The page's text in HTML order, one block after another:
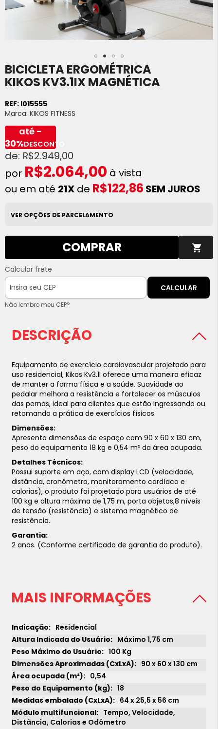
BICICLETA ERGOMÉTRICA
KIKOS KV3.1IX MAGNÉTICA
REF: I015555
Marca: KIKOS FITNESS
R$2.949,00
até -
30%DESCONTO
R$2.064,00 à vista
ou em até 21X de R$122,86 SEM JUROS
VER OPÇÕES DE PARCELAMENTO
COMPRAR
Calcular frete
CALCULAR
Não lembro meu CEP?
Saltar
para
o
da
Galeria
de
imagens
DESCRIÇÃO
Equipamento de exercício cardiovascular projetado para
uso residencial, Kikos Kv3.1I oferece uma maneira eficaz
de manter a forma física e a saúde. Suavidade ao
pedalar melhora a resistência e fortalecer os músculos
das pernas, ideal para clientes que estão ingressando ou
retomando a prática de exercícios físicos.
Dimensões:
Apresenta dimensões de espaço com 90 x 60 x 130 cm,
peso do equipamento 18 kg e 0,54 m² da área ocupada.
Detalhes Técnicos:
Possui suporte em aço, com display LCD (velocidade,
distância, cronômetro, monitoramento cardíaco e
calorias), o produto foi projetado para usuários de até
100 kg e altura máxima de 1,75 m, porta objetos,8 níveis
de tensão (resistência) e sistema magnético de
resistência.
Garantia:
2 anos. (Conforme certificado de garantia do produto).
MAIS INFORMAÇÕES
Residencial
Máximo 1,75 cm
100 Kg
90 x 60 x 130 cm
0,54
18
64 x 25,5 x 56 cm
Tempo, Velocidade,
Distância, Calorias e Odômetro